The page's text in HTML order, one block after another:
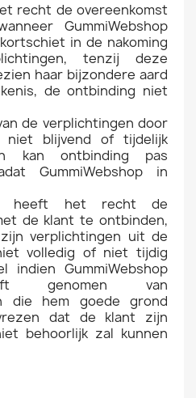
recht de overeenkomst
GummiWebshop
in de nakoming
tenzij deze
haar bijzondere aard
de ontbinding niet
de verplichtingen door
niet blijvend of tijdelijk
kan ontbinding pas
GummiWebshop in
heeft het recht de
de klant te ontbinden,
verplichtingen uit de
volledig of niet tijdig
indien GummiWebshop
genomen van
die hem goede grond
dat de klant zijn
behoorlijk zal kunnen